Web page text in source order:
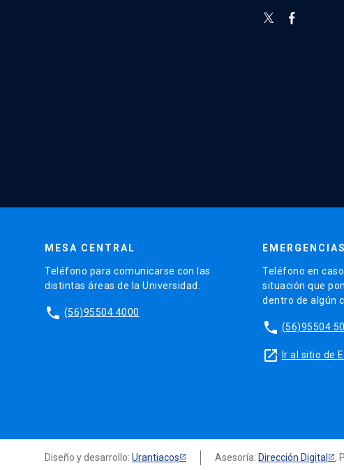
MESA CENTRAL
Teléfono para comunicarse con las
distintas áreas de la Universidad.
phone (56)95504 4000
Teléfono en
situación que
dentro de algún
phone (56)95504
launch Ir al sitio de
Diseño y desarrollo: Urantiacos Asesoría: Dirección Digital ,